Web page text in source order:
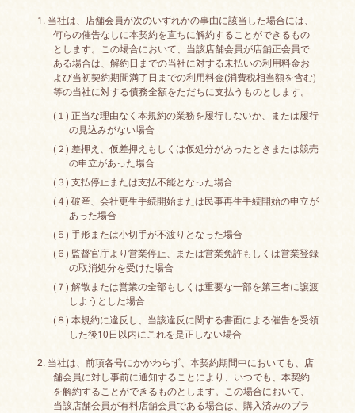
1. 当社は、店舗会員が次のいずれかの事由に該当した場合には、
何らの催告なしに本契約を直ちに解約することができるもの
とします。この場合において、当該店舗会員が店舗正会員で
ある場合は、解約日までの当社に対する未払いの利用料金お
よび当初契約期間満了日までの利用料金(消費税相当額を含む)
等の当社に対する債務全額をただちに支払うものとします。
(１) 正当な理由なく本規約の業務を履行しないか、または履行
の見込みがない場合
(２) 差押え、仮差押えもしくは仮処分があったときまたは競売
の申立があった場合
(３) 支払停止または支払不能となった場合
(４) 破産、会社更生手続開始または民事再生手続開始の申立が
あった場合
(５) 手形または小切手が不渡りとなった場合
(６) 監督官庁より営業停止、または営業免許もしくは営業登録
の取消処分を受けた場合
(７) 解散または営業の全部もしくは重要な一部を第三者に譲渡
しようとした場合
(８) 本規約に違反し、当該違反に関する書面による催告を受領
した後10日以内にこれを是正しない場合
2. 当社は、前項各号にかかわらず、本契約期間中においても、店
舗会員に対し事前に通知することにより、いつでも、本契約
を解約することができるものとします。この場合において、
当該店舗会員が有料店舗会員である場合は、購入済みのプラ